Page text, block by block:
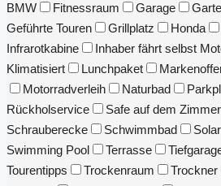
BMW
Fitnessraum Garage
Geführte Touren
Grillplatz Honda
Infrarotkabine
Inhaber fährt selbst
Klimatisiert
Lunchpaket
Motorradverleih
Naturbad
Rückholservice
Safe auf dem Zimmer
Schrauberecke
Schwimmbad
Swimming Pool
Terrasse
Tourentipps
Trockenraum Trockner